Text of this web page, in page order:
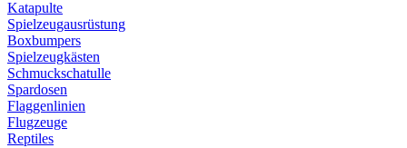
Katapulte
Spielzeugausrüstung
Boxbumpers
Spielzeugkästen
Schmuckschatulle
Spardosen
Flaggenlinien
Flugzeuge
Reptiles